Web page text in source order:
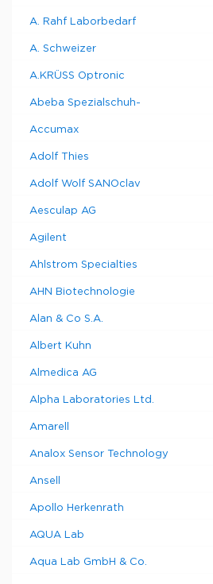
A. Rahf Laborbedarf
A. Schweizer
A.KRÜSS Optronic
Abeba Spezialschuh-
Accumax
Adolf Thies
Adolf Wolf SANOclav
Aesculap AG
Agilent
Ahlstrom Specialties
AHN Biotechnologie
Alan & Co S.A.
Albert Kuhn
Almedica AG
Alpha Laboratories Ltd.
Amarell
Analox Sensor Technology
Ansell
Apollo Herkenrath
AQUA Lab
Aqua Lab GmbH & Co.